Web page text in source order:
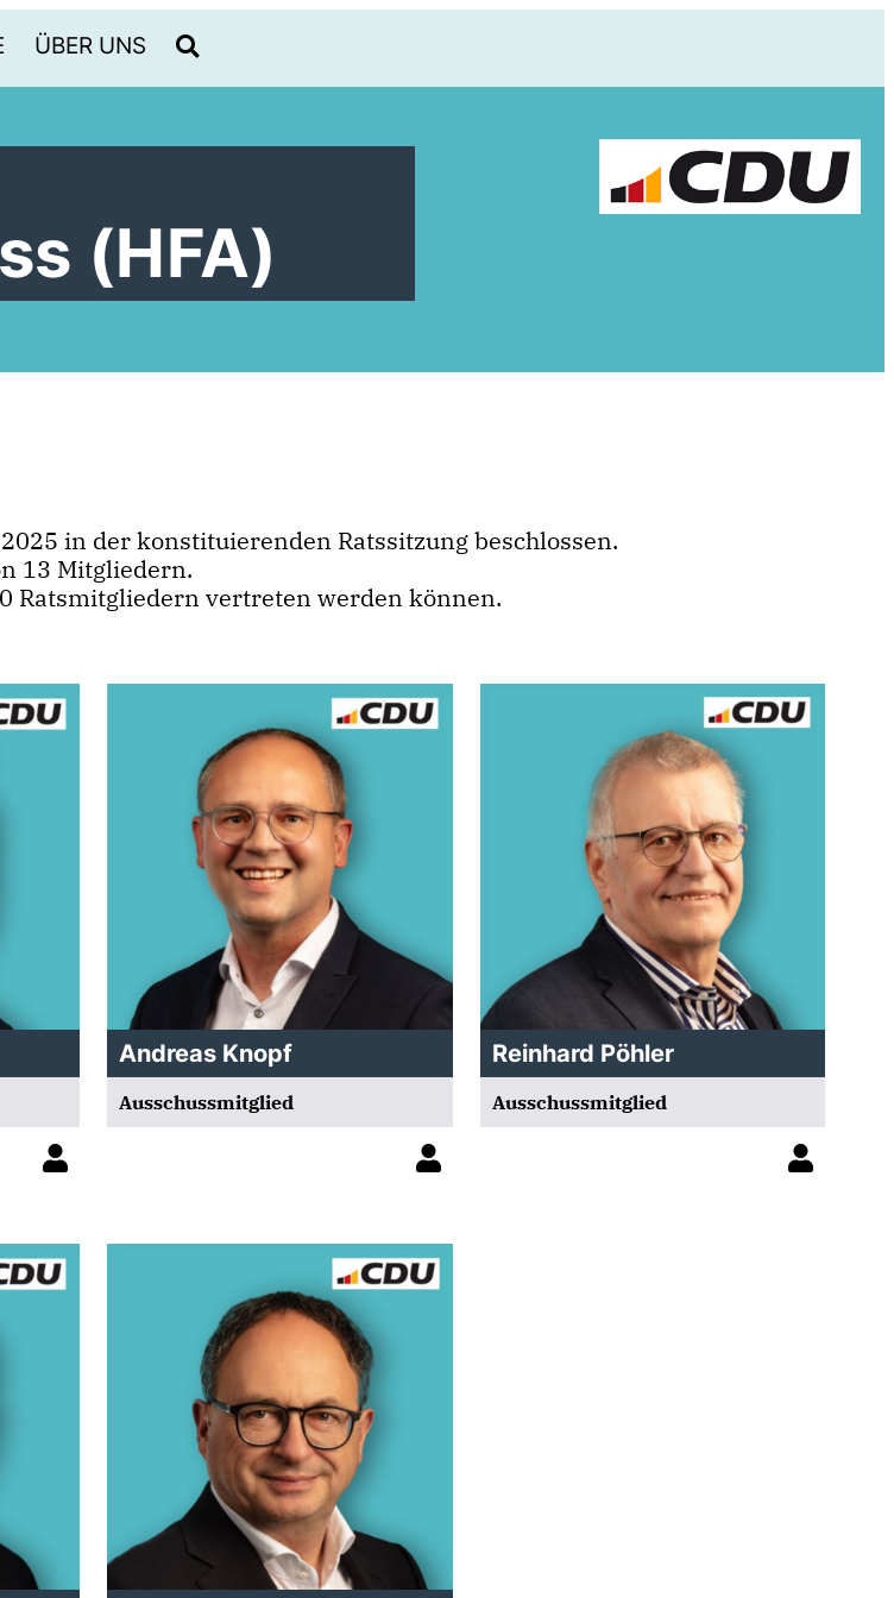
ÜBER UNS
(HFA)
in der konstituierenden Ratssitzung beschlossen.
13 Mitgliedern.
Ratsmitgliedern vertreten werden können.
Andreas Knopf
Ausschussmitglied
Reinhard Pöhler
Ausschussmitglied